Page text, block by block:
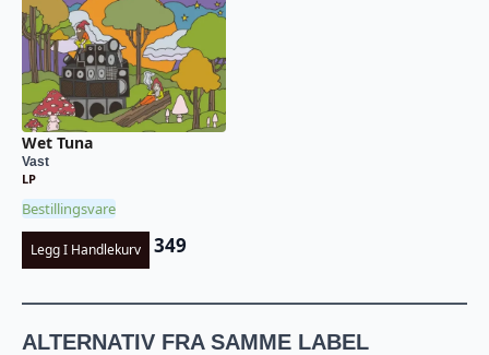
Wet Tuna
Vast
LP
Bestillingsvare
Legg I Handlekurv 349
ALTERNATIV FRA SAMME LABEL